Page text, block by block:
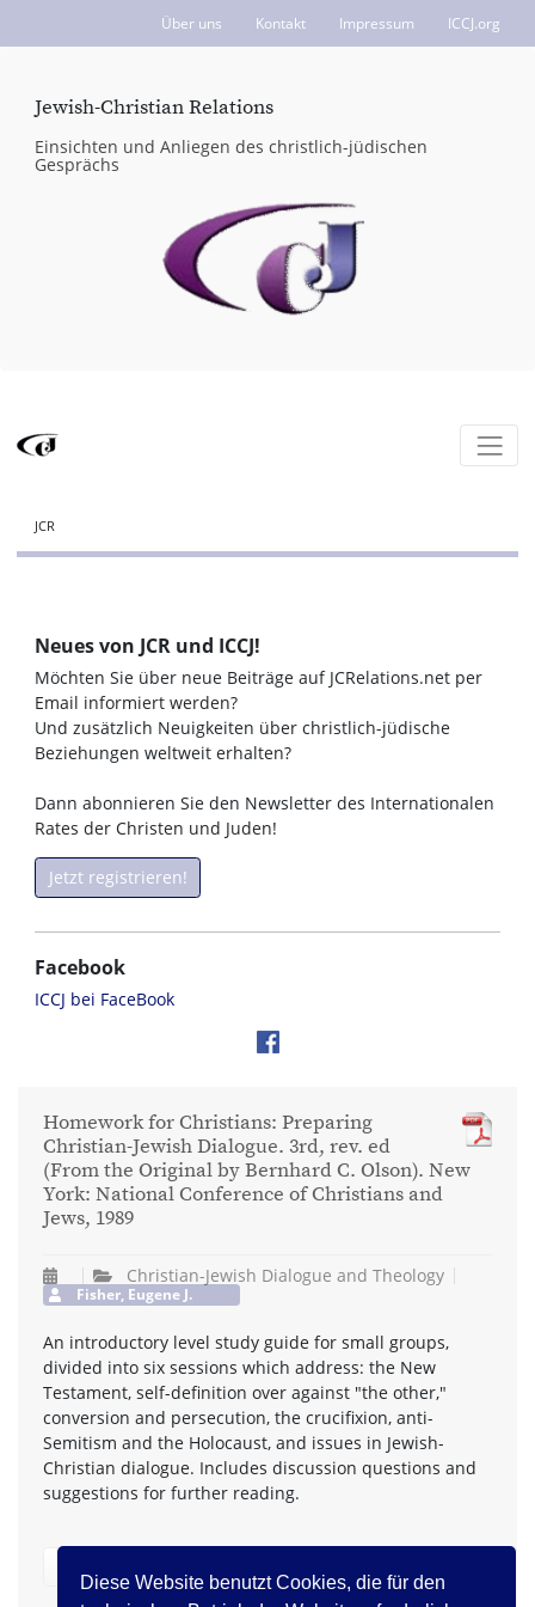
Diese Website benutzt Cookies, die für den
Über uns Kontakt Impressum ICCJ.org
Jewish-Christian Relations
Einsichten und Anliegen des christlich-jüdischen
Gesprächs
JCR
Neues von JCR und ICCJ!
Möchten Sie über neue Beiträge auf JCRelations.net per
Email informiert werden?
Und zusätzlich Neuigkeiten über christlich-jüdische
Beziehungen weltweit erhalten?
Dann abonnieren Sie den Newsletter des Internationalen
Rates der Christen und Juden!
Jetzt registrieren!
Facebook
ICCJ bei FaceBook
Homework for Christians: Preparing
Christian-Jewish Dialogue. 3rd, rev. ed
(From the Original by Bernhard C. Olson). New
York: National Conference of Christians and
Jews, 1989
Christian-Jewish Dialogue and Theology
Fisher, Eugene J.
An introductory level study guide for small groups,
divided into six sessions which address: the New
Testament, self-definition over against "the other,"
conversion and persecution, the crucifixion, anti-
Semitism and the Holocaust, and issues in Jewish-
Christian dialogue. Includes discussion questions and
suggestions for further reading.